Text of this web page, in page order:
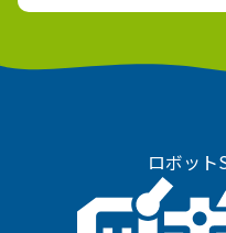
ロボット